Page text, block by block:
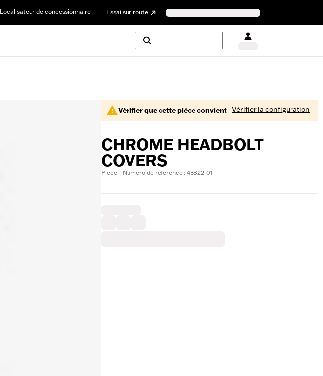
Localisateur de concessionnaire Essai sur route
Vérifier que cette pièce convient Vérifier la configuration
CHROME HEADBOLT
COVERS
Pièce | Numéro de référence : 43822-01